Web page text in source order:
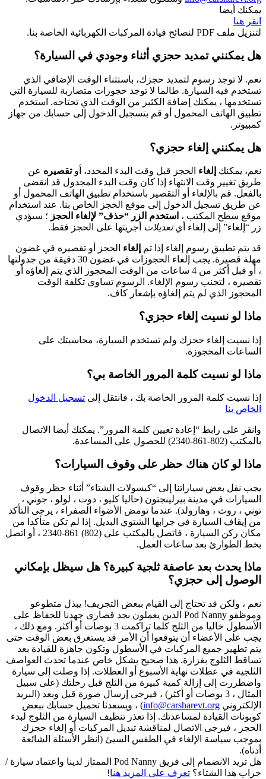
يمكنك أيضا
انقر هنا
لتنزيل ملف PDF لنصائح قيادة المركبات الكهربائية الخاصة بنا.
هل يمكنني تمديد حجزي أثناء وجودي في السيارة؟
نعم. لا توجد رسوم لتمديد حجزك، باستثناء الوقت الإضافي الذي
تستخدم فيه السيارة. طالما لا توجد حجوزات متضاربة للسيارة التي
تستخدمها ، يمكنك إضافة الكثير من الوقت الذي تحتاجه. استخدم
تطبيق الهاتف المحمول أو قم بتسجيل الدخول إلى حسابك من جهاز
كمبيوتر.
هل يمكنني إلغاء حجزي؟
نعم، يمكنك إلغاء الحجز قبل وقت البدء المحدد، أوتقصيره عن
طريق تغيير وقت الانتهاء إذا كان وقت البدء المجدول قد انقضى
بالفعل. قم بالإلغاء أو التقصير باستخدام تطبيق الهاتف المحمول أو
عن طريق تسجيل الدخول إلى موقع الحجز الخاص بنا. عند استخدام
موقع سطح المكتب ، استخدم الزر “حذف” لإلغاء الحجز ؛ سيؤدي
زر “إلغاء” إلى إلغاء أيتعديلات أجريتها على الحجز فقط.
قد يتم تطبيق رسوم إلغاء إذا تم إلغاء الحجز أو تقصيره في غضون
مهلة قصيرة. يجب إلغاء الحجوزات في غضون 30 دقيقة من جدولتها
، أو قبل أكثر من 4 ساعات من الوقت المحجوز الذي يتم إلغاؤه أو
تقصيره ، لتجنب رسوم الإلغاء. الرسوم تساوي تكلفة الوقت
المحجوز الذي لم يتم إلغاؤه بإشعار كاف.
ماذا لو نسيت إلغاء حجزي؟
إذا نسيت إلغاء حجزك ولم تستخدم السيارة، محاسبتك على
الساعات المحجوزة.
ماذا لو نسيت كلمة المرور الخاصة بي؟
إذا نسيت كلمة المرور الخاصة بك ، فانتقل إلى تسجيل الدخول
الخاص بنا
وانقر على رابط “إعادة تعيين كلمة المرور”. يمكنك أيضا الاتصال
بالمكتب (802-861-2340) للحصول على المساعدة.
ماذا لو كان هناك حظر على وقوف السيارات؟
يجب نقل بعض سياراتنا إلى “كبسولات الشتاء” أثناء حظر وقوف
السيارات في مدينة بيرلينجتون (حاليا كليو ، دوت ، لولو ، جوني ،
توني ، روث ، وهارولد). عندما تومض الأضواء الصفراء ، يرجى التأكد
من إيقاف السيارة في جرابها الشتوي البديل. إذا لم تكن متأكدا من
مكان ركن السيارة ، فاتصل بالمكتب على (802) 861-2340 ، أو اتصل
بخط الطوارئ بعد ساعات العمل.
ماذا يحدث بعد عاصفة ثلجية كبيرة؟ هل سيظل بإمكاني
الوصول إلى حجزي؟
نعم ، ولكن قد تحتاج إلى القيام ببعض التجريف! يبذل متطوعو
وموظفو Pod Nanny الذين يعملون بجد قصارى جهدنا للحفاظ على
الأسطول خاليا من الثلج كلما تراكمت 3 بوصات أو أكثر. ومع ذلك ،
يجب على الأعضاء أن يتوقعوا أن الأمر قد يستغرق بعض الوقت حتى
يتم تطهير جميع المركبات في الأسطول وتكون جاهزة للقيادة بعد
تساقط الثلوج بغزارة. هذا صحيح بشكل خاص عندما تحدث العواصف
الثلجية في عطلات نهاية الأسبوع أو العطلات. إذا وصلت إلى سيارة
واضطررت إلى إزالة كمية كبيرة من الثلج قبل رحلتك (على سبيل
المثال ، 3 بوصات أو أكثر) ، فيرجى إرسال صورة قبل وبعد (البريد
الإلكتروني info@carsharevt.org) ، ويسعدنا تحميل حسابك ببعض
كوبونات القيادة لمساعدتك. إذا تعذر تنظيف السيارة من الثلوج لبدء
الحجز ، فيرجى الاتصال لمناقشة تبديل المركبات أو إلغاء حجزك
بموجب سياسة الإلغاء في الطقس السيئ (انظر الأسئلة الشائعة
أدناه).
هل تريد الانضمام إلى فريق Pod Nanny الممتاز لدينا واعتماد سيارة /
جراب هذا الشتاء؟ تعرف على المزيد هنا!